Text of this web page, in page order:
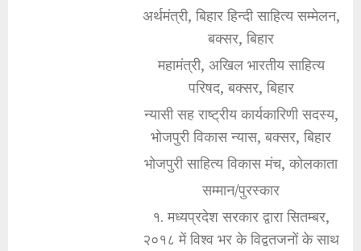
अर्थमंत्री, बिहार हिन्दी साहित्य सम्मेलन,
बक्सर, बिहार
महामंत्री, अखिल भारतीय साहित्य
परिषद, बक्सर, बिहार
न्यासी सह राष्ट्रीय कार्यकारिणी सदस्य,
भोजपुरी विकास न्यास, बक्सर, बिहार
भोजपुरी साहित्य विकास मंच, कोलकाता
सम्मान/पुरस्कार
१. मध्यप्रदेश सरकार द्वारा सितम्बर,
२०१८ में विश्व भर के विद्वतजनों के साथ